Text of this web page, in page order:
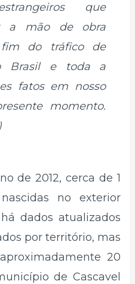
que
a mão de obra
do tráfico de
Brasil e toda a
fatos em nosso
momento.
de 2012, cerca de 1
no exterior
dados atualizados
por território, mas
20
de Cascavel